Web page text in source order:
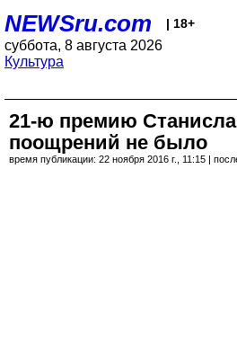
NEWSru.com | 18+
суббота, 8 августа 2026
Культура
21-ю премию
поощрений не было
время публикации: 22 ноября 2016 г., 11:15 |